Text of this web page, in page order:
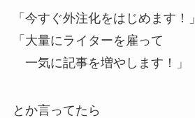
「今すぐ外注化をはじめます！」
「大量にライターを雇って
一気に記事を増やします！」
とか言ってたら